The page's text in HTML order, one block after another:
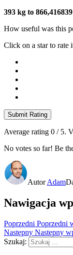
393 kg to
How useful was this
Click on a star to rate
Submit Rating
Average rating 0 / 5.
No votes so far! Be
AutorAdam
Nawigacja
Poprzedni Poprzedni
Następny Następny
Szukaj: